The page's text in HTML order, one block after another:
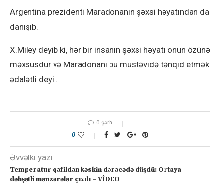
Argentina prezidenti Maradonanın şəxsi həyatından da
danışıb.
X.Miley deyib ki, hər bir insanın şəxsi həyatı onun özünə
məxsusdur və Maradonanı bu müstəvidə tənqid etmək
ədalətli deyil.
0 şərh
0
Əvvəlki yazı
Temperatur qəfildən kəskin dərəcədə düşdü: Ortaya
dəhşətli mənzərələr çıxdı – VİDEO